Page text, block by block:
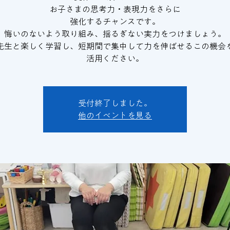
お子さまの思考力・表現力をさらに
強化するチャンスです。
悔いのないよう取り組み、揺るぎない実力をつけましょう。
生と楽しく学習し、短期間で集中して力を伸ばせるこの機会
活用ください。
受付終了しました。
他のイベントを見る